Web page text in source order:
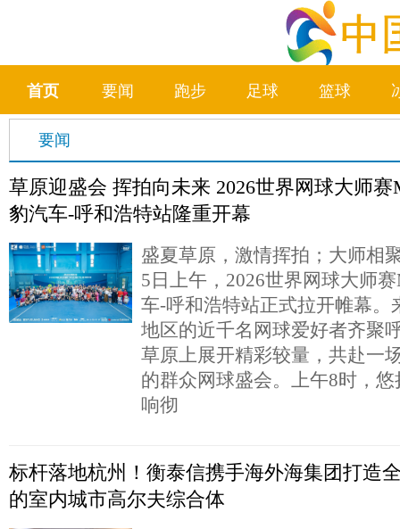
首页 要闻 跑步 足球 篮球
要闻
草原迎盛会 挥拍向未来 2026世界网球大师赛
豹汽车-呼和浩特站隆重开幕
盛夏草原，激情挥拍；大师相
5日上午，2026世界网球大师
车-呼和浩特站正式拉开帷幕。
地区的近千名网球爱好者齐聚
草原上展开精彩较量，共赴一
的群众网球盛会。上午8时，
响彻
标杆落地杭州！衡泰信携手海外海集团打造
的室内城市高尔夫综合体